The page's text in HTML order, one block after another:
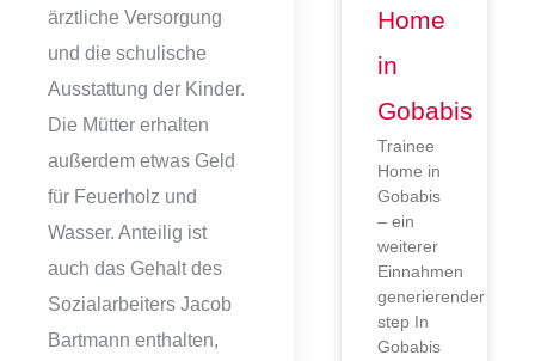
ärztliche Versorgung
und die schulische
Ausstattung der Kinder.
Die Mütter erhalten
außerdem etwas Geld
für Feuerholz und
Wasser. Anteilig ist
auch das Gehalt des
Sozialarbeiters Jacob
Bartmann enthalten,
Home
in
Gobabis
Trainee
Home in
Gobabis
– ein
weiterer
Einnahmen
generierender
step In
Gobabis